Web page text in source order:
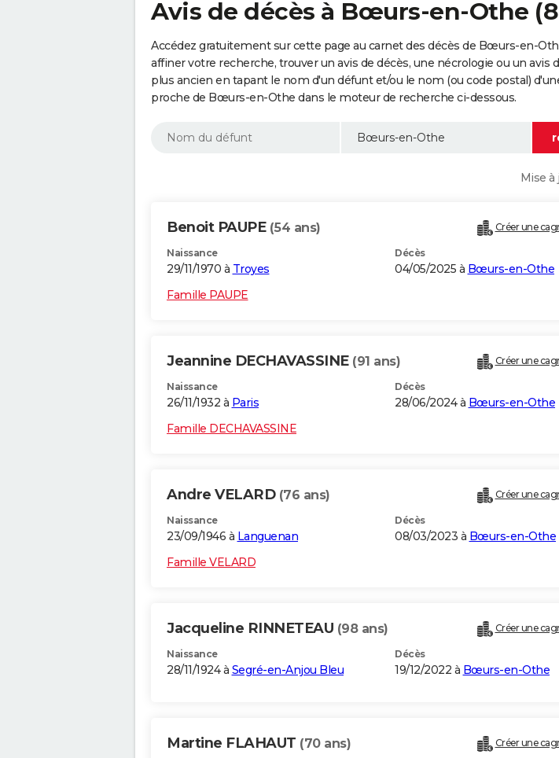
Avis de décès à Bœurs-en-Othe
Accédez gratuitement sur cette page au carnet des décès de Bœurs-en-
affiner votre recherche, trouver un avis de décès, une nécrologie ou un avis
plus ancien en tapant le nom d'un défunt et/ou le nom (ou code postal)
proche de Bœurs-en-Othe dans le moteur de recherche ci-dessous.
Mise à
Benoit PAUPE (54 ans) Créer une
Naissance
29/11/1970 à Troyes
Décès
04/05/2025 à Bœurs-en-Othe
Famille PAUPE
Jeannine DECHAVASSINE (91 ans) Créer une
Naissance
26/11/1932 à Paris
Décès
28/06/2024 à Bœurs-en-Othe
Famille DECHAVASSINE
Andre VELARD (76 ans) Créer une
Naissance
23/09/1946 à Languenan
Décès
08/03/2023 à Bœurs-en-Othe
Famille VELARD
Jacqueline RINNETEAU (98 ans) Créer une
Naissance
28/11/1924 à Segré-en-Anjou Bleu
Décès
19/12/2022 à Bœurs-en-Othe
Martine FLAHAUT (70 ans) Créer une